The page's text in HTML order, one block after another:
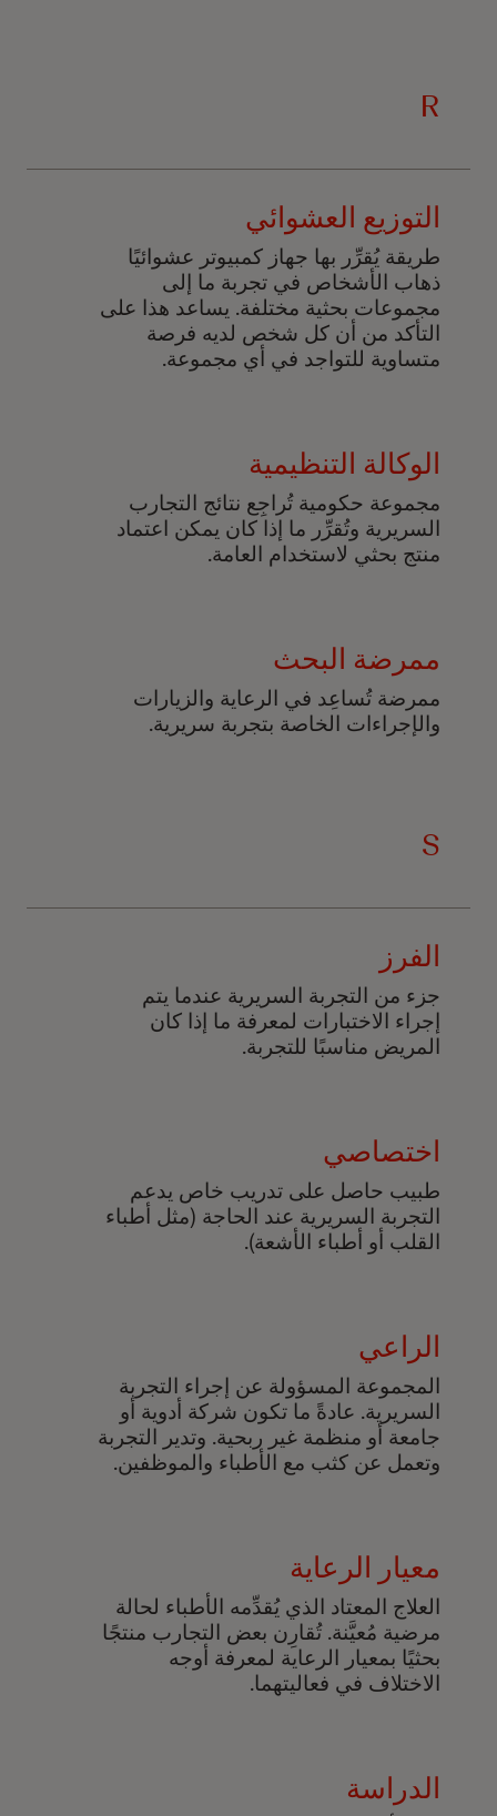
R
التوزيع العشوائي
طريقة يُقرِّر بها جهاز كمبيوتر عشوائيًا
ذهاب الأشخاص في تجربة ما إلى
مجموعات بحثية مختلفة. يساعد هذا على
التأكد من أن كل شخص لديه فرصة
متساوية للتواجد في أي مجموعة.
الوكالة التنظيمية
مجموعة حكومية تُراجِع نتائج التجارب
السريرية وتُقرِّر ما إذا كان يمكن اعتماد
منتج بحثي لاستخدام العامة.
ممرضة البحث
ممرضة تُساعِد في الرعاية والزيارات
والإجراءات الخاصة بتجربة سريرية.
S
الفرز
جزء من التجربة السريرية عندما يتم
إجراء الاختبارات لمعرفة ما إذا كان
المريض مناسبًا للتجربة.
اختصاصي
طبيب حاصل على تدريب خاص يدعم
التجربة السريرية عند الحاجة (مثل أطباء
القلب أو أطباء الأشعة).
الراعي
المجموعة المسؤولة عن إجراء التجربة
السريرية. عادةً ما تكون شركة أدوية أو
جامعة أو منظمة غير ربحية. وتدير التجربة
وتعمل عن كثب مع الأطباء والموظفين.
معيار الرعاية
العلاج المعتاد الذي يُقدِّمه الأطباء لحالة
مرضية مُعيَّنة. تُقارِن بعض التجارب منتجًا
بحثيًا بمعيار الرعاية لمعرفة أوجه
الاختلاف في فعاليتهما.
الدراسة